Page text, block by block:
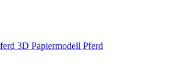
3D Papiermodell Pferd